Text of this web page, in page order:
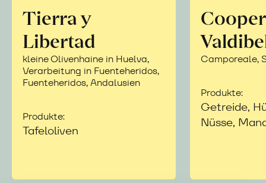
Tierra y
Libertad
kleine Olivenhaine in Huelva,
Verarbeitung in Fuenteheridos,
Fuenteheridos, Andalusien
Produkte:
Tafeloliven
Camporeale,
Produkte:
Getreide,
Nüsse,